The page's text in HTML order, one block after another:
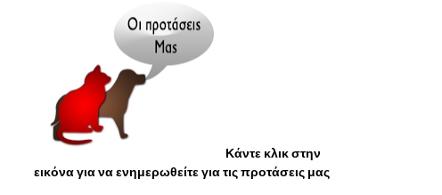
Κάντε κλικ στην
εικόνα για να ενημερωθείτε για τις προτάσεις μας